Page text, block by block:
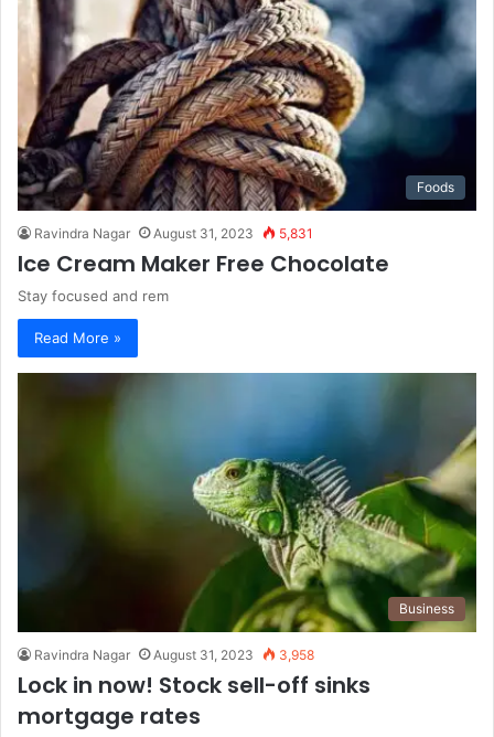
Foods
Ravindra Nagar August 31, 2023 5,831
Ice Cream Maker Free Chocolate
Stay focused and rem
Read More »
Business
Ravindra Nagar August 31, 2023 3,958
Lock in now! Stock sell-off sinks
mortgage rates